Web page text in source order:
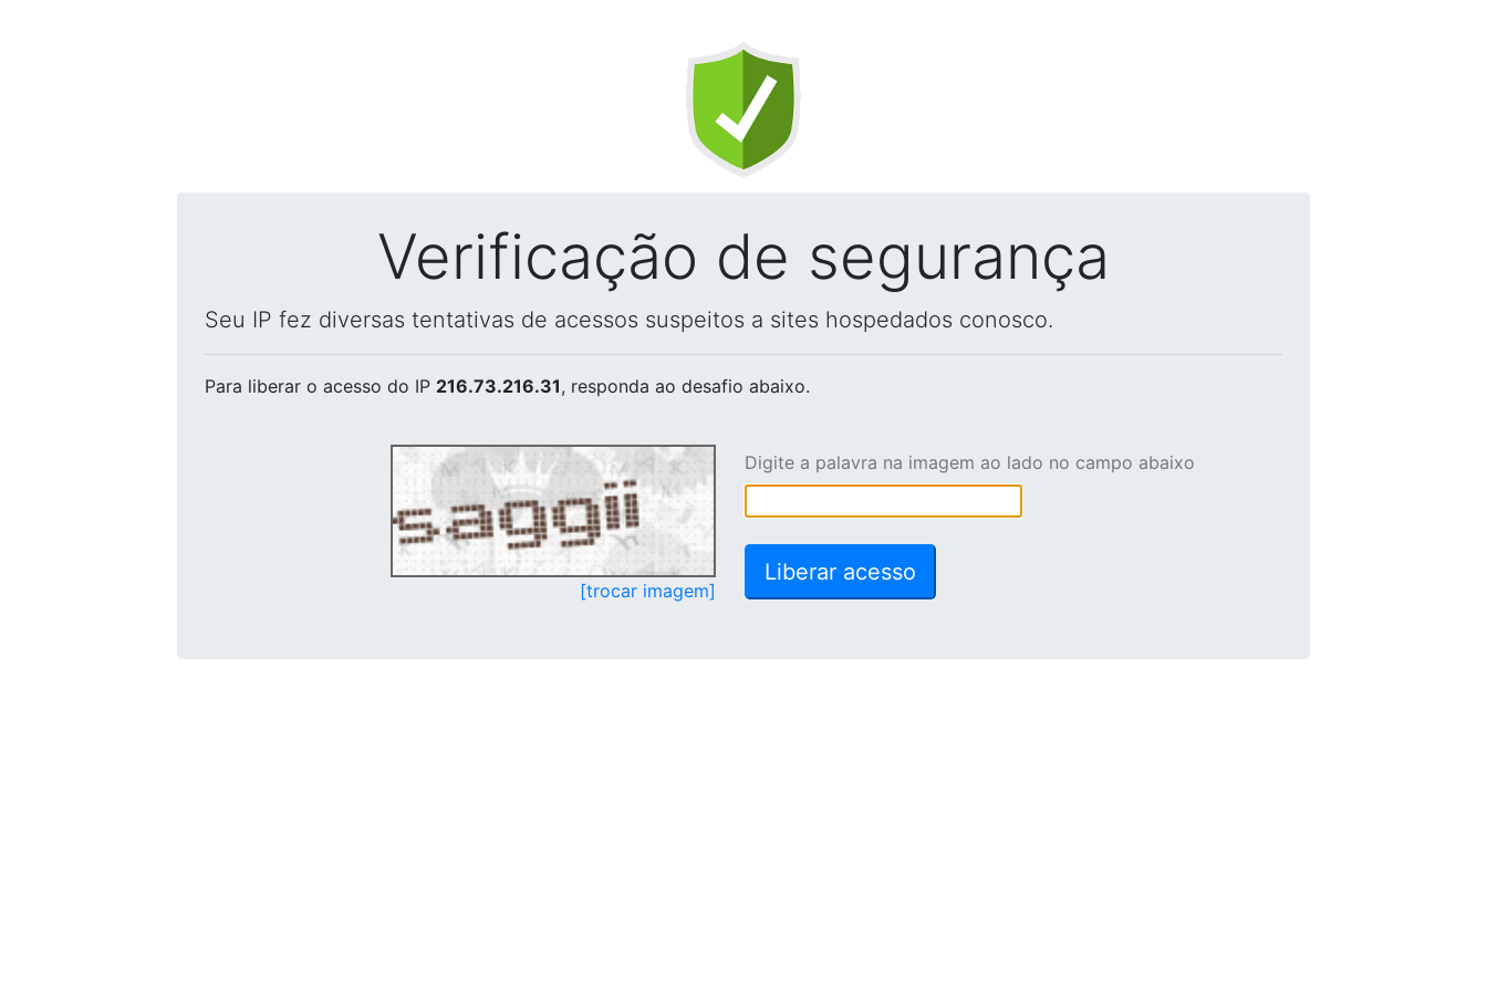
Verificação de segurança
Seu IP fez diversas tentativas de acessos suspeitos a sites hospedados conosco.
Para liberar o acesso do IP 216.73.216.31, responda ao desafio abaixo.
[trocar imagem]
Digite a palavra na imagem ao lado no campo abaixo